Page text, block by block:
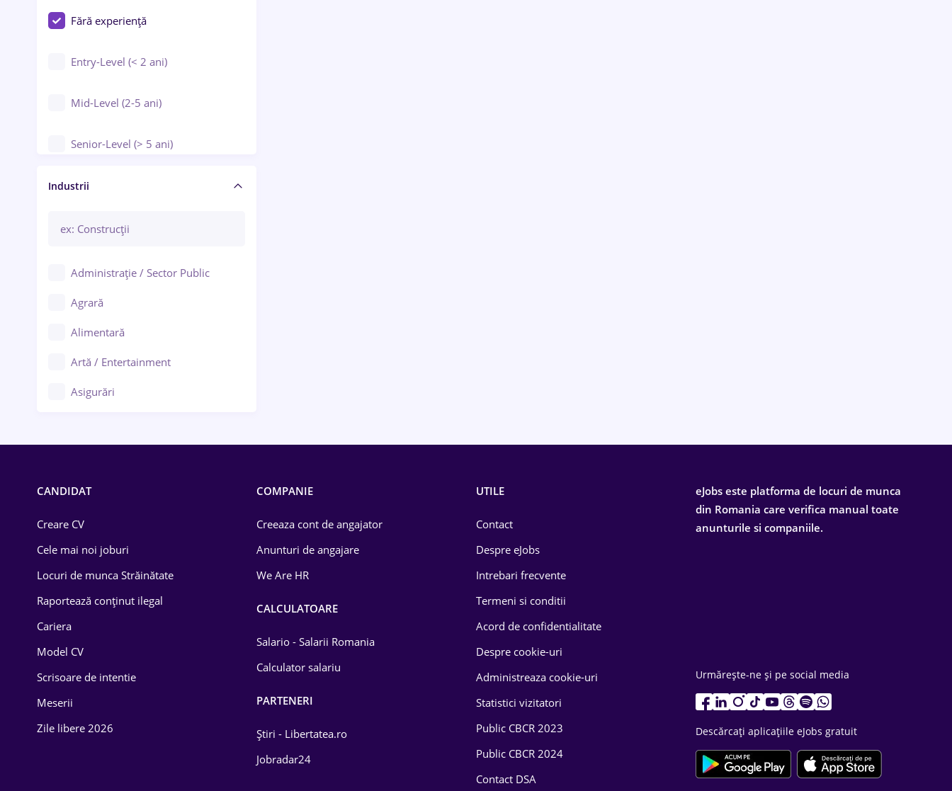
Fără experiență
Entry-Level (< 2 ani)
Mid-Level (2-5 ani)
Senior-Level (> 5 ani)
Manager / Executiv
Industrii
Administrație / Sector Public
Agrară
Alimentară
Artă / Entertainment
Asigurări
Drept
Educație / Training
Energetică
Farma
CANDIDAT
Creare CV
Cele mai noi joburi
Locuri de munca Străinătate
Raportează conținut ilegal
Cariera
Model CV
Scrisoare de intentie
Meserii
Zile libere 2026
COMPANIE
Creeaza cont de angajator
Anunturi de angajare
We Are HR
CALCULATOARE
Salario - Salarii Romania
Calculator salariu
PARTENERI
Știri - Libertatea.ro
Jobradar24
UTILE
Contact
Despre eJobs
Intrebari frecvente
Termeni si conditii
Acord de confidentialitate
Despre cookie-uri
Administreaza cookie-uri
Statistici vizitatori
Public CBCR 2023
Public CBCR 2024
Contact DSA
eJobs este platforma de locuri de munca
din Romania care verifica manual toate
anunturile si companiile.
Urmărește-ne și pe social media
Descărcați aplicațiile eJobs gratuit